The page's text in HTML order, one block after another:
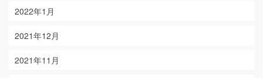
2022年1月
2021年12月
2021年11月